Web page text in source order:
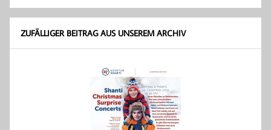
ZUFÄLLIGER BEITRAG AUS UNSEREM ARCHIV